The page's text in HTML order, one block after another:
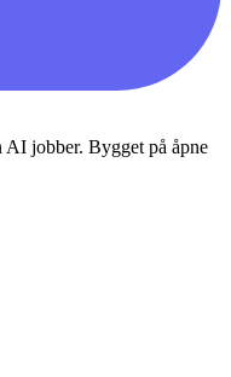
jobber. Bygget på åpne